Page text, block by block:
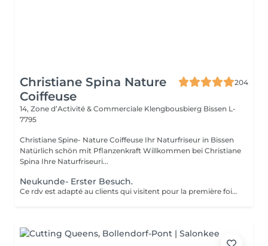
Christiane Spina Nature
Coiffeuse
204
14, Zone d’Activité & Commerciale Klengbousbierg Bissen L-
7795
Christiane Spine- Nature Coiffeuse Ihr Naturfriseur in Bissen
Natürlich schön mit Pflanzenkraft Willkommen bei Christiane
Spina Ihre Naturfriseuri...
Neukunde- Erster Besuch.
Ce rdv est adapté au clients qui visitent pour la première fois notre salon. Ce conseil contient l'explication des produits adaptés au besoin de vos cheveux et vos problèmes. En plus on vous explique la coloration aux plantes inclus ses grandes avantages pour vos cheveux et cuir chevelur. Comment on quitte la coloration chemique en coloration aux plantes? Ce jour même on peut pas réaliser une coloration naturelle, il faut un temps d'adaption de quelques jours. N'hésiter pas à nous cantacter pour plus informations. Avec notre concept on vous garantis d'avoir vos cheveux brillants et de bonne santé sans chute de cheveux.